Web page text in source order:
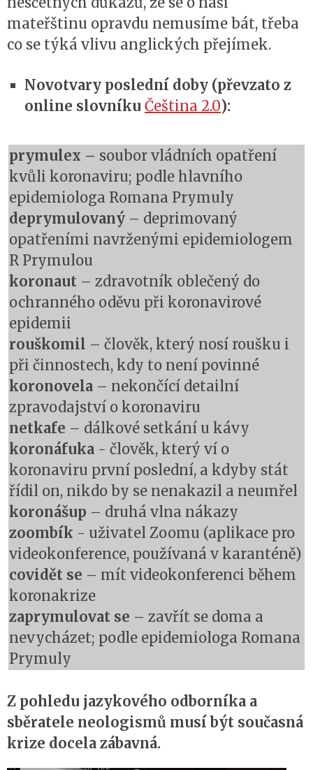
mateřštinu opravdu nemusíme bát, třeba
co se týká vlivu anglických přejímek.
Novotvary poslední doby (převzato z
online slovníku Čeština 2.0):
prymulex – soubor vládních opatření
kvůli koronaviru; podle hlavního
epidemiologa Romana Prymuly
deprymulovaný – deprimovaný
opatřeními navrženými epidemiologem
R Prymulou
koronaut – zdravotník oblečený do
ochranného oděvu při koronavirové
epidemii
rouškomil – člověk, který nosí roušku i
při činnostech, kdy to není povinné
koronovela – nekončící detailní
zpravodajství o koronaviru
netkafe – dálkové setkání u kávy
koronáfuka - člověk, který ví o
koronaviru první poslední, a kdyby stát
řídil on, nikdo by se nenakazil a neumřel
koronášup – druhá vlna nákazy
zoombík - uživatel Zoomu (aplikace pro
videokonference, používaná v karanténě)
covidět se – mít videokonferenci během
koronakrize
zaprymulovat se – zavřít se doma a
nevycházet; podle epidemiologa Romana
Prymuly
Z pohledu jazykového odborníka a
sběratele neologismů musí být současná
krize docela zábavná.